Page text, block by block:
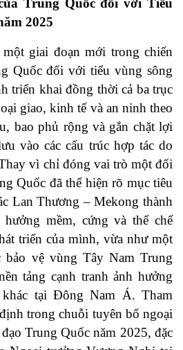
Trung Quốc đối với Tiểu
2025
giai đoạn mới trong chiến
Quốc đối với tiểu vùng sông
triển khai đồng thời cả ba trục
giao, kinh tế và an ninh theo
bao phủ rộng và gắn chặt lợi
vào các cấu trúc hợp tác do
vì chỉ đóng vai trò một đối
Quốc đã thể hiện rõ mục tiêu
Lan Thương – Mekong thành
mềm, cứng và thể chế
triển của mình, vừa như một
bảo vệ vùng Tây Nam Trung
tảng cạnh tranh ảnh hưởng
tại Đông Nam Á. Tham
trong chuỗi tuyên bố ngoại
Trung Quốc năm 2025, đặc